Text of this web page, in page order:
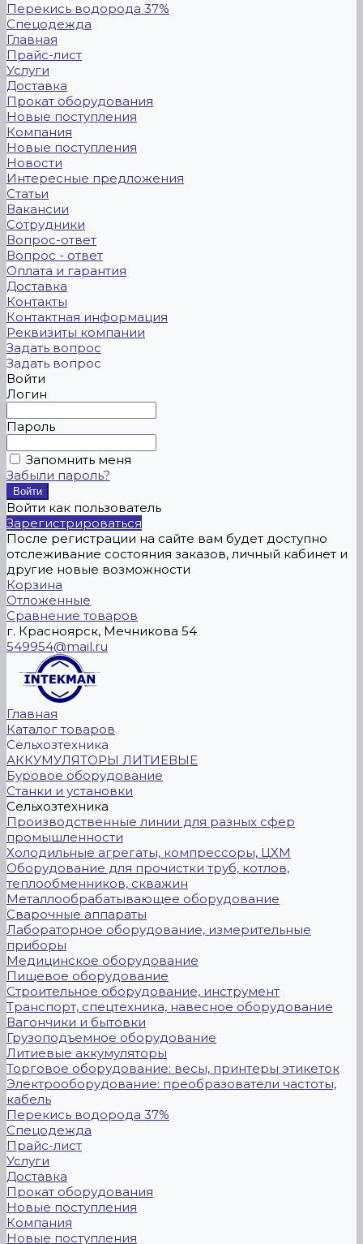
Перекись водорода 37%
Спецодежда
Главная
Прайс-лист
Услуги
Доставка
Прокат оборудования
Новые поступления
Компания
Новые поступления
Новости
Интересные предложения
Статьи
Вакансии
Сотрудники
Вопрос-ответ
Вопрос - ответ
Оплата и гарантия
Доставка
Контакты
Контактная информация
Реквизиты компании
Задать вопрос
Задать вопрос
Войти
Логин
Пароль
Запомнить меня
Забыли пароль?
Войти как пользователь
Зарегистрироваться
После регистрации на сайте вам будет доступно
отслеживание состояния заказов, личный кабинет и
другие новые возможности
Корзина
Отложенные
Сравнение товаров
г. Красноярск, Мечникова 54
549954@mail.ru
Главная
Каталог товаров
Сельхозтехника
АККУМУЛЯТОРЫ ЛИТИЕВЫЕ
Буровое оборудование
Станки и установки
Сельхозтехника
Производственные линии для разных сфер
промышленности
Холодильные агрегаты, компрессоры, ЦХМ
Оборудование для прочистки труб, котлов,
теплообменников, скважин
Металлообрабатывающее оборудование
Сварочные аппараты
Лабораторное оборудование, измерительные
приборы
Медицинское оборудование
Пищевое оборудование
Строительное оборудование, инструмент
Транспорт, спецтехника, навесное оборудование
Вагончики и бытовки
Грузоподъемное оборудование
Литиевые аккумуляторы
Торговое оборудование: весы, принтеры этикеток
Электрооборудование: преобразователи частоты,
кабель
Перекись водорода 37%
Спецодежда
Прайс-лист
Услуги
Доставка
Прокат оборудования
Новые поступления
Компания
Новые поступления